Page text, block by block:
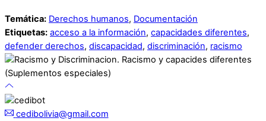
Temática: Derechos humanos, Documentación
Etiquetas: acceso a la información, capacidades diferentes,
defender derechos, discapacidad, discriminación, racismo
cedibolivia@gmail.com